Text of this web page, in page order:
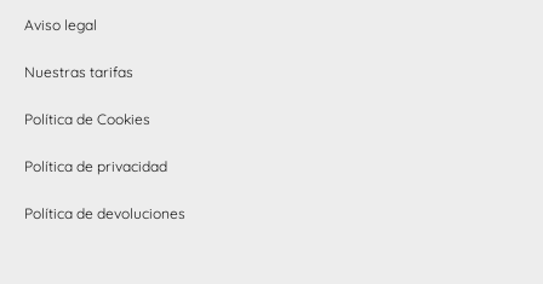
Aviso legal
Nuestras tarifas
Política de Cookies
Política de privacidad
Política de devoluciones